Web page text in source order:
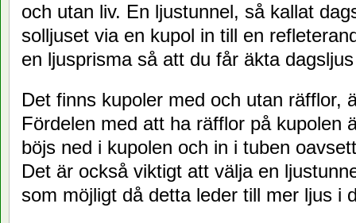
och utan liv. En ljustunnel, så kallat
solljuset via en kupol in till en
en ljusprisma så att du får äkta
Det finns kupoler med och utan räfflor,
Fördelen med att ha räfflor på kupolen
böjs ned i kupolen och in i tuben
Det är också viktigt att välja en
som möjligt då detta leder till mer ljus i